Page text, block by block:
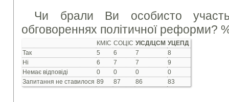
Чи брали Ви особисто
обговореннях політичної реформи?
КМІС СОЦІС УІСД/ЦСМ УЦЕПД
Так
5 6 7
8
Ні
6 7 7
9
Немає відповіді
0 0 0
0
Запитання не ставилося 89 87 86 83